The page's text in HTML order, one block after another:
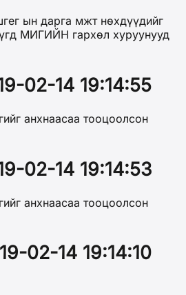
ын дарга мжт нөхдүүдийг
МИГИЙН гархөл хуруунууд
02-14 19:14:55
анхнаасаа тооцоолсон
02-14 19:14:53
анхнаасаа тооцоолсон
02-14 19:14:10